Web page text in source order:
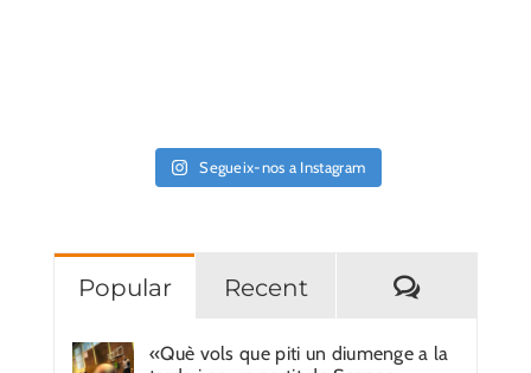
Segueix-nos a Instagram
Popular Recent
«Què vols que piti un diumenge a la